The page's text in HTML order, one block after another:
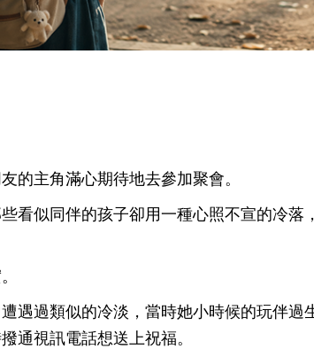
的主角滿心期待地去參加聚會。
看似同伴的孩子卻用一種心照不宣的冷落
遇過類似的冷淡，當時她小時候的玩伴過
通視訊電話想送上祝福。